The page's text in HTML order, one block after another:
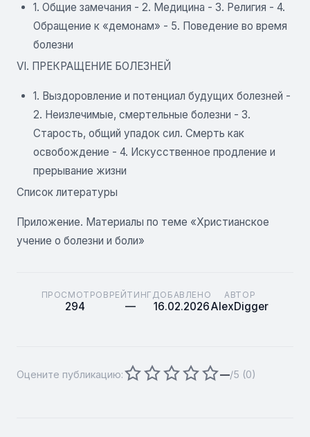
1. Общие замечания - 2. Медицина - 3. Религия - 4.
Обращение к «демонам» - 5. Поведение во время
болезни
VI. ПРЕКРАЩЕНИЕ БОЛЕЗНЕЙ
1. Выздоровление и потенциал будущих болезней -
2. Неизлечимые, смертельные болезни - 3.
Старость, общий упадок сил. Смерть как
освобождение - 4. Искусственное продление и
прерывание жизни
Список литературы
Приложение. Материалы по теме «Христианское
учение о болезни и боли»
ПРОСМОТРОВ
294
РЕЙТИНГ
—
ДОБАВЛЕНО
16.02.2026
АВТОР
AlexDigger
Оцените публикацию: —/5 (0)